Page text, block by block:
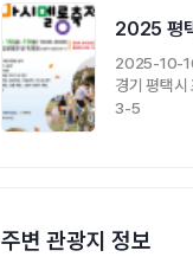
2025 평
2025-10-
경기 평택
3-5
주변 관광지 정보